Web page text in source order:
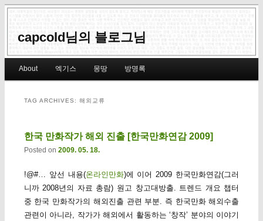
capcold님의 블로그님
Skip to primary content
Skip to secondary content
About 엑기스 몽땅 방명록
TAG ARCHIVES: 해외교류
한국 만화작가 해외 진출 [한국만화연감 2009]
Posted on 2009. 05. 18.
!@#… 앞선 내용(온라인만화)에 이어 2009 한국만화연감(그러
니까 2008년의 자료 총람) 원고 창고대방출. 트렌드 개요 챕터
중 한국 만화작가의 해외진출 관련 부분. 즉 한국만화 해외수출
관련이 아니라, 작가가 해외에서 활동하는 ‘창작’ 분야의 이야기